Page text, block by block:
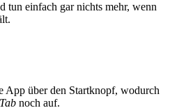
tun einfach gar nichts mehr, wenn
App über den Startknopf, wodurch
noch auf.